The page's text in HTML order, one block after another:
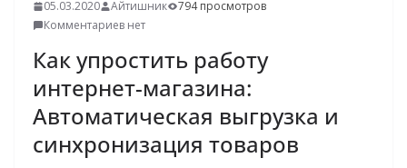
05.03.2020 Айтишник
794 просмотров
Комментариев нет
Как упростить работу
интернет-магазина:
Автоматическая выгрузка и
синхронизация товаров